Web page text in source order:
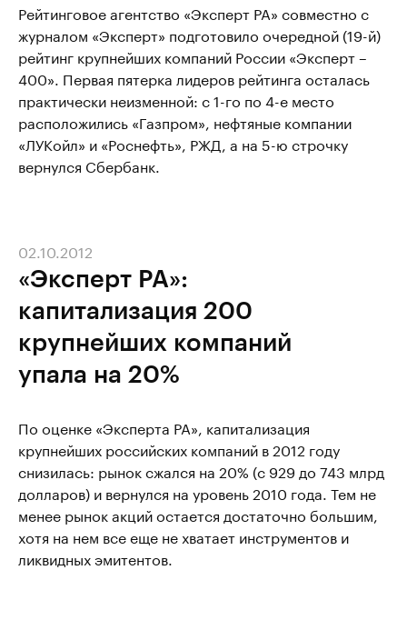
Рейтинговое агентство «Эксперт РА» совместно с
журналом «Эксперт» подготовило очередной (19-й)
рейтинг крупнейших компаний России «Эксперт –
400». Первая пятерка лидеров рейтинга осталась
практически неизменной: c 1-го по 4-е место
расположились «Газпром», нефтяные компании
«ЛУКойл» и «Роснефть», РЖД, а на 5-ю строчку
вернулся Сбербанк.
«Эксперт РА»:
капитализация 200
крупнейших компаний
упала на 20%
02.10.2012
По оценке «Эксперта РА», капитализация
крупнейших российских компаний в 2012 году
снизилась: рынок сжался на 20% (c 929 до 743 млрд
долларов) и вернулся на уровень 2010 года. Тем не
менее рынок акций остается достаточно большим,
хотя на нем все еще не хватает инструментов и
ликвидных эмитентов.